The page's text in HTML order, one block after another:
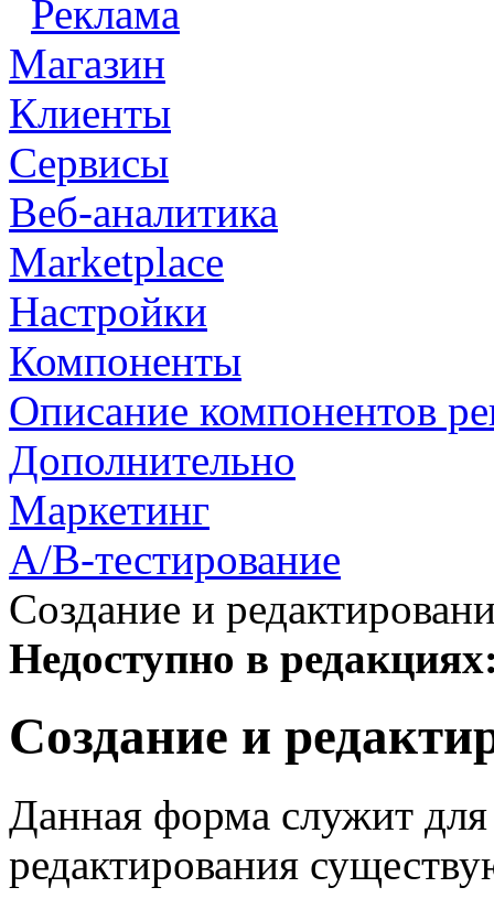
Реклама
Магазин
Клиенты
Сервисы
Веб-аналитика
Marketplace
Настройки
Компоненты
Описание компонентов
Дополнительно
Маркетинг
A/B-тестирование
Создание и
Недоступно в
Создание и
Данная форма служит для
редактирования